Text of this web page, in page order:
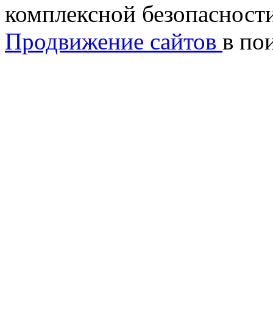
комплексной
Продвижение сайтов в